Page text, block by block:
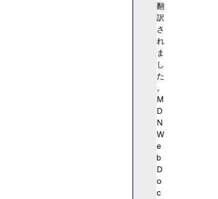
翻
訳
さ
れ
ま
し
た
。
M
D
N
W
e
b
D
o
c